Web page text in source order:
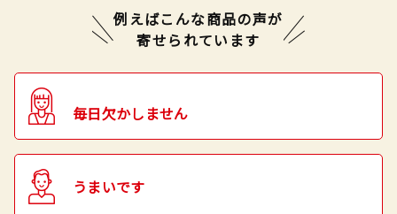
例えばこんな商品の声が
寄せられています
毎日欠かしません
うまいです